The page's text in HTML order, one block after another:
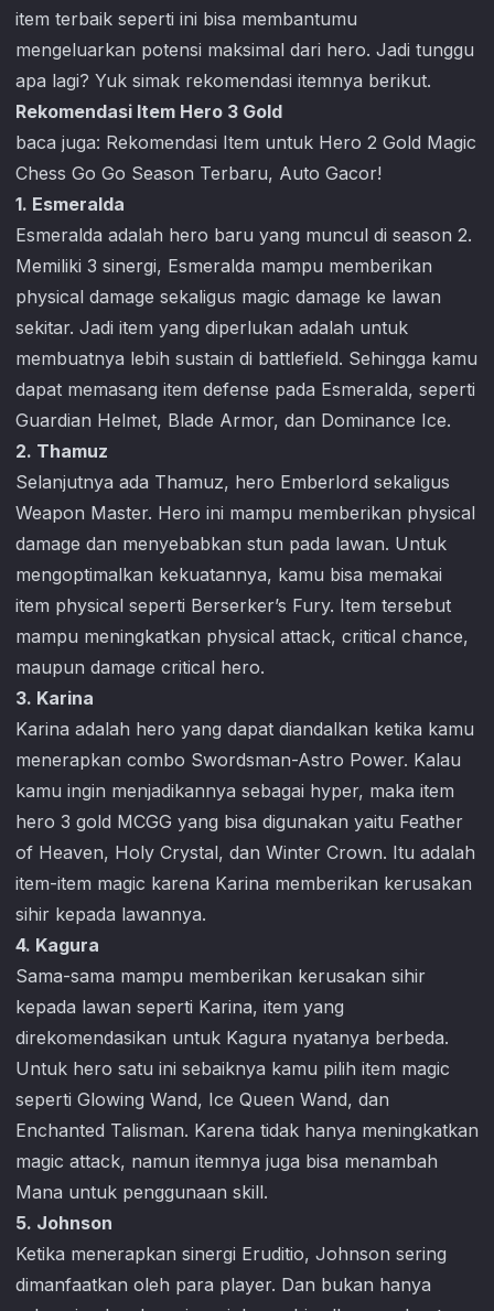
item terbaik seperti ini bisa membantumu
mengeluarkan potensi maksimal dari hero. Jadi tunggu
apa lagi? Yuk simak rekomendasi itemnya berikut.
Rekomendasi Item Hero 3 Gold
baca juga: Rekomendasi Item untuk Hero 2 Gold Magic
Chess Go Go Season Terbaru, Auto Gacor!
1. Esmeralda
Esmeralda adalah hero baru yang muncul di season 2.
Memiliki 3 sinergi, Esmeralda mampu memberikan
physical damage sekaligus magic damage ke lawan
sekitar. Jadi item yang diperlukan adalah untuk
membuatnya lebih sustain di battlefield. Sehingga kamu
dapat memasang item defense pada Esmeralda, seperti
Guardian Helmet, Blade Armor, dan Dominance Ice.
2. Thamuz
Selanjutnya ada Thamuz, hero Emberlord sekaligus
Weapon Master. Hero ini mampu memberikan physical
damage dan menyebabkan stun pada lawan. Untuk
mengoptimalkan kekuatannya, kamu bisa memakai
item physical seperti Berserker’s Fury. Item tersebut
mampu meningkatkan physical attack, critical chance,
maupun damage critical hero.
3. Karina
Karina adalah hero yang dapat diandalkan ketika kamu
menerapkan combo Swordsman-Astro Power. Kalau
kamu ingin menjadikannya sebagai hyper, maka item
hero 3 gold MCGG yang bisa digunakan yaitu Feather
of Heaven, Holy Crystal, dan Winter Crown. Itu adalah
item-item magic karena Karina memberikan kerusakan
sihir kepada lawannya.
4. Kagura
Sama-sama mampu memberikan kerusakan sihir
kepada lawan seperti Karina, item yang
direkomendasikan untuk Kagura nyatanya berbeda.
Untuk hero satu ini sebaiknya kamu pilih item magic
seperti Glowing Wand, Ice Queen Wand, dan
Enchanted Talisman. Karena tidak hanya meningkatkan
magic attack, namun itemnya juga bisa menambah
Mana untuk penggunaan skill.
5. Johnson
Ketika menerapkan sinergi Eruditio, Johnson sering
dimanfaatkan oleh para player. Dan bukan hanya